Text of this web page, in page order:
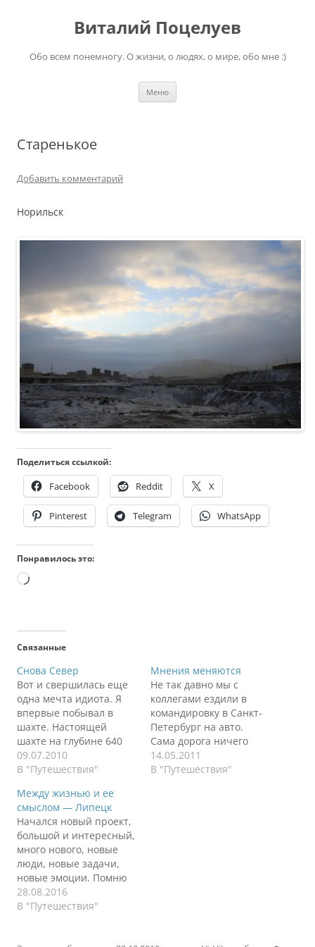
содержимомуВиталий Поцелуев
Обо всем понемногу. О жизни, о людях, о мире, обо мне :)
Меню
Старенькое
Добавить комментарий
Норильск
Поделиться ссылкой:
Facebook Reddit X
Pinterest Telegram WhatsApp
Понравилось это:
Загрузка…
Связанные
Снова Север
Вот и свершилась еще
одна мечта идиота. Я
впервые побывал в
шахте. Настоящей
шахте на глубине 640
метров под уровнем
моря. Или даже ниже,
часах начал врать.
Сразу хочу сказать
огромное человеческой
спасибо Татьяне и
Владимиру, которые
смогли это для меня
сделать. Нет слов,
просто спасибо!…
09.07.2010
В "Путешествия"
Мнения меняются
Не так давно мы с
коллегами ездили в
командировку в Санкт-
Петербург на авто.
Сама дорога ничего
интересного не
представляет из себя,
14.05.2011
В "Путешествия"
Между жизнью и ее
смыслом — Липецк
Начался новый проект,
большой и интересный,
много нового, новые
люди, новые задачи,
новые эмоции. Помню
свою первую
командировку в
28.08.2016
В "Путешествия"